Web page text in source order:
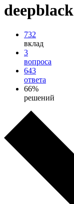
deepblack
732
вклад
3
вопроса
643
ответа
66%
решений